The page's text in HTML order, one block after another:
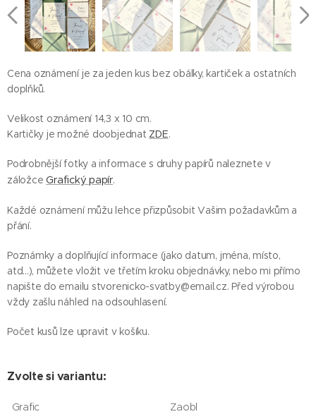
Cena oznámení je za jeden kus bez obálky, kartiček a ostatních
doplňků.
Velikost oznámení 14,3 x 10 cm.
Kartičky je možné doobjednat ZDE.
Podrobnější fotky a informace s druhy papírů naleznete v
záložceGrafický papír.
Každé oznámení můžu lehce přizpůsobit Vašim požadavkům a
přání.
Poznámky a doplňující informace (jako datum, jména, místo,
atd...), můžete vložit ve třetím kroku objednávky, nebo mi přímo
napište do emailu stvorenicko-svatby@email.cz. Před výrobou
vždy zašlu náhled na odsouhlasení.
Počet kusů lze upravit v košíku.
Zvolte si variantu:
Grafic
Zaobl